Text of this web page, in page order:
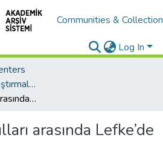
Communities &
Log In
Kıbrıs Türk Tarihi Araştırmaları Merkezi (KITAMER)
1960-1974 yılları arasında Lefke’de yaşadıkları
arasında Lefke’de